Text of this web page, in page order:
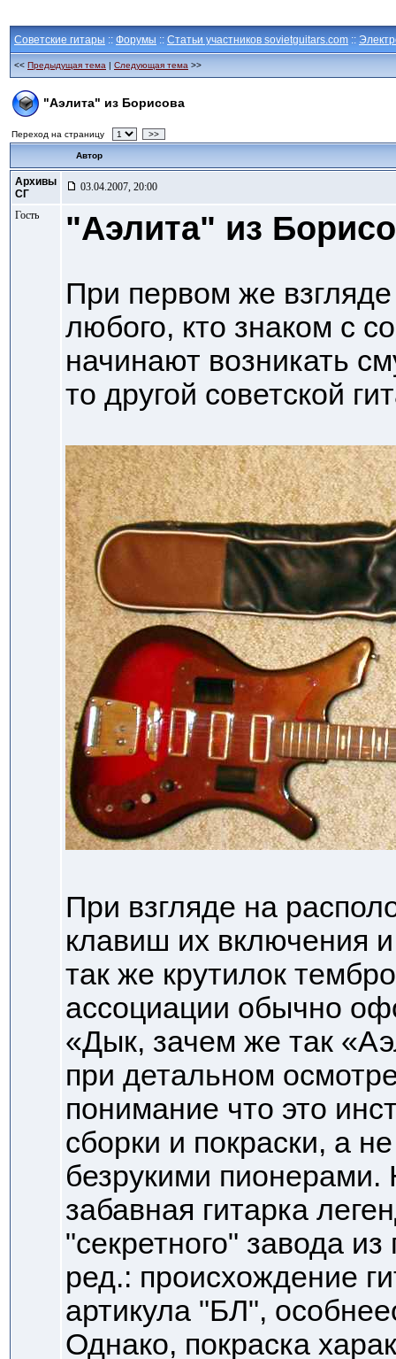
Советские гитары :: Форумы :: Статьи участников sovietguitars.com ::
<< Предыдущая тема | Следующая тема >>
"Аэлита" из Борисова
Переход на страницу >>
Автор
Архивы
СГ
03.04.2007, 20:00
Гость "Аэлита" из
При первом же
любого, кто знаком с
начинают возникать
то другой советской
При взгляде на
клавиш их включения
так же крутилок
ассоциации обычно
«Дык, зачем же так
при детальном
понимание что это
сборки и покраски, а
безрукими
забавная гитарка
"секретного" завода
ред.: происхождение
артикула "БЛ",
Однако, покраска